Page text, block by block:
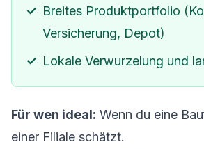
Breites Produktportfolio
Versicherung, Depot)
Lokale Verwurzelung und
Für wen ideal: Wenn du eine
einer Filiale schätzt.